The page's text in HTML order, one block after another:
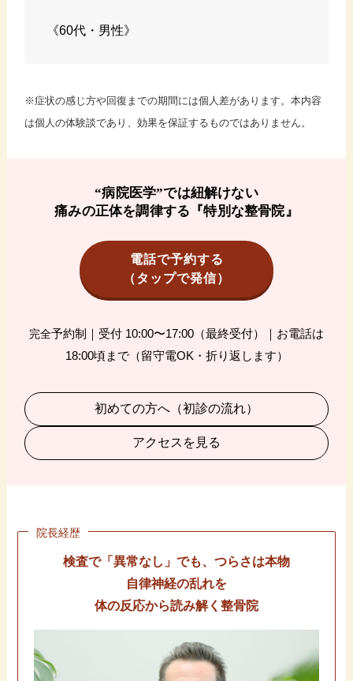
《60代・男性》
※症状の感じ方や回復までの期間には個人差があります。本内容
は個人の体験談であり、効果を保証するものではありません。
“病院医学”では紐解けない
痛みの正体を調律する『特別な整骨院』
電話で予約する
（タップで発信）
完全予約制｜受付 10:00〜17:00（最終受付）｜お電話は
18:00頃まで（留守電OK・折り返します）
初めての方へ（初診の流れ）
アクセスを見る
院長経歴
検査で「異常なし」でも、つらさは本物
自律神経の乱れを
体の反応から読み解く整骨院